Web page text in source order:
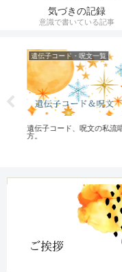
気づきの記録
意識で書いている記事
遺伝子コード・呪文一覧
遺伝子コード、呪文の私流
方。